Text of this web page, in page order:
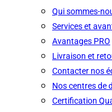
Qui sommes-
Services et
Avantages PRO
Livraison et
Contacter nos
Nos centres de
Certification